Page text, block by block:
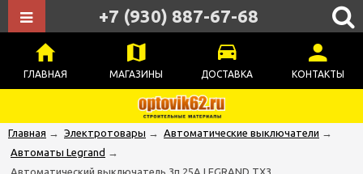
ГЛАВНАЯ МАГАЗИНЫ ДОСТАВКА КОНТАКТЫ
+7 (930) 887-67-68
Главная → Электротовары → Автоматические выключатели →
Автоматы Legrand →
Автоматический выключатель 3п 25А LEGRAND ТХ3